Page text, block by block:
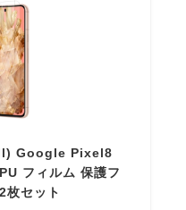
Google Pixel8
フィルム 保護フ
枚セット